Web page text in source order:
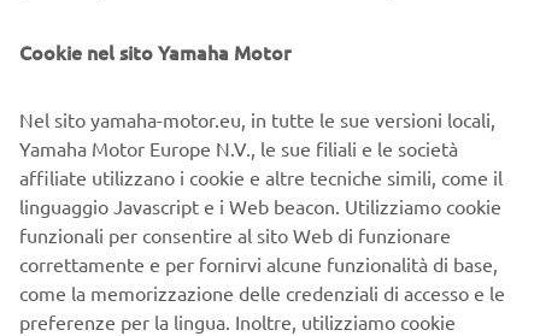
personali.
sentieri con forza e avventura, alla leggerezza dell’Aria, in
cui l’MT-07trasforma ogni strada in un volo libero e
veloce. Poi l’energia fluida dell’Acqua, con ilJetBlaster X
che gioca con le onde come fossero una pista senza
confini, per arrivare infine al Fuoco, incarnato dalla
GYTR: pura potenza, adrenalina e passione, capace di
accendere il cuore e raccontare l’anima senza tempo di
Yamaha.
Cookie nel sito Yamaha Motor
Nel sito yamaha-motor.eu, in tutte le sue versioni locali,
Yamaha Motor Europe N.V., le sue filiali e le società
affiliate utilizzano i cookie e altre tecniche simili, come il
linguaggio Javascript e i Web beacon. Utilizziamo cookie
funzionali per consentire al sito Web di funzionare
correttamente e per fornirvi alcune funzionalità di base,
come la memorizzazione delle credenziali di accesso e le
preferenze per la lingua. Inoltre, utilizziamo cookie